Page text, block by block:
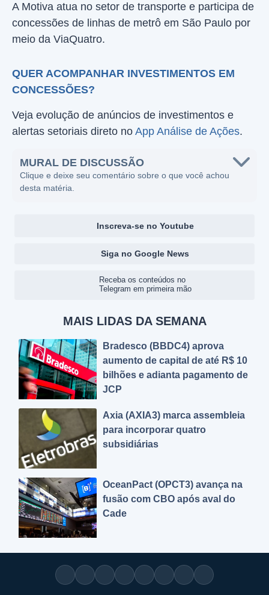
A Motiva atua no setor de transporte e participa de
concessões de linhas de metrô em São Paulo por
meio da ViaQuatro.
QUER ACOMPANHAR INVESTIMENTOS EM
CONCESSÕES?
Veja evolução de anúncios de investimentos e
alertas setoriais direto no App Análise de Ações.
MURAL DE DISCUSSÃO
Clique e deixe seu comentário sobre o que você achou
desta matéria.
Inscreva-se no Youtube
Siga no Google News
Receba os conteúdos no
Telegram em primeira mão
MAIS LIDAS DA SEMANA
Bradesco (BBDC4) aprova
aumento de capital de até R$ 10
bilhões e adianta pagamento de
JCP
Axia (AXIA3) marca assembleia
para incorporar quatro
subsidiárias
OceanPact (OPCT3) avança na
fusão com CBO após aval do
Cade